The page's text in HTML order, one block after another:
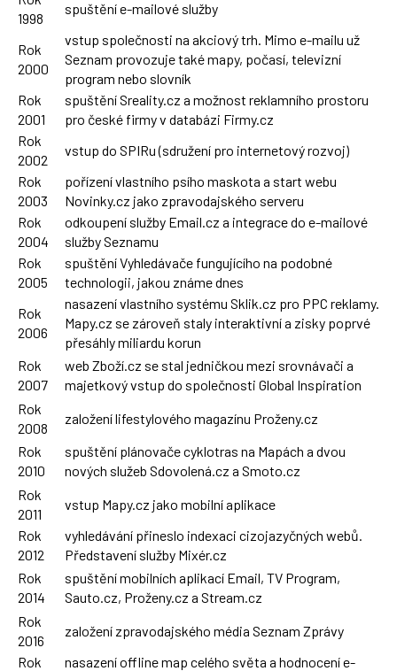
1998
spuštění e-mailové služby
Rok
2000
vstup společnosti na akciový trh. Mimo e-mailu už
Seznam provozuje také mapy, počasí, televizní
program nebo slovník
Rok
2001
spuštění Sreality.cz a možnost reklamního prostoru
pro české firmy v databázi Firmy.cz
Rok
2002
vstup do SPIRu (sdružení pro internetový rozvoj)
Rok
2003
pořízení vlastního psího maskota a start webu
Novinky.cz jako zpravodajského serveru
Rok
2004
odkoupení služby Email.cz a integrace do e-mailové
služby Seznamu
Rok
2005
spuštění Vyhledávače fungujícího na podobné
technologii, jakou známe dnes
Rok
2006
nasazení vlastního systému Sklik.cz pro PPC reklamy.
Mapy.cz se zároveň staly interaktivní a zisky poprvé
přesáhly miliardu korun
Rok
2007
web Zboží.cz se stal jedničkou mezi srovnávači a
majetkový vstup do společnosti Global Inspiration
Rok
2008
založení lifestylového magazínu Proženy.cz
Rok
2010
spuštění plánovače cyklotras na Mapách a dvou
nových služeb Sdovolená.cz a Smoto.cz
Rok
2011
vstup Mapy.cz jako mobilní aplikace
Rok
2012
vyhledávání přineslo indexaci cizojazyčných webů.
Představení služby Mixér.cz
Rok
2014
spuštění mobilních aplikací Email, TV Program,
Sauto.cz, Proženy.cz a Stream.cz
Rok
2016
založení zpravodajského média Seznam Zprávy
Rok
nasazení offline map celého světa a hodnocení e-